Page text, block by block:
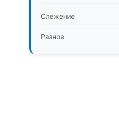
Слежение
Разное